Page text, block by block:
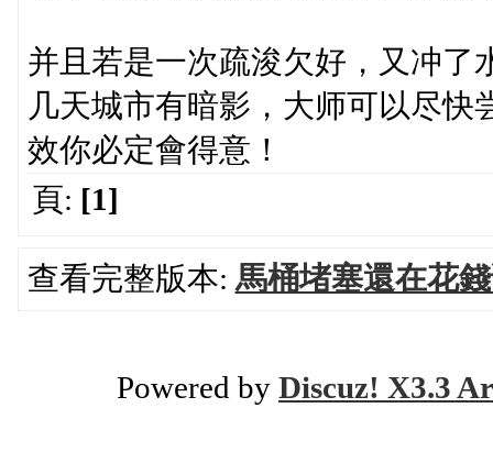
并且若是一次疏浚欠好，又冲了
几天城市有暗影，大师可以尽快
效你必定會得意！
頁: [1]
查看完整版本: 馬桶堵塞還在花
Powered by Discuz! X3.3